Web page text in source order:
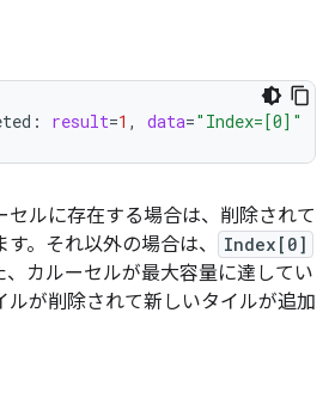
result=1 , data="Index=[0]"
セルに存在する場合は、削除されて
。それ以外の場合は、
Index[0]
、カルーセルが最大容量に達してい
ルが削除されて新しいタイルが追加